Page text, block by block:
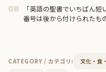
08
「英語の聖書でいちばん
番号は後から付けられたも
CATEGORY / カテゴリ: 文化・食